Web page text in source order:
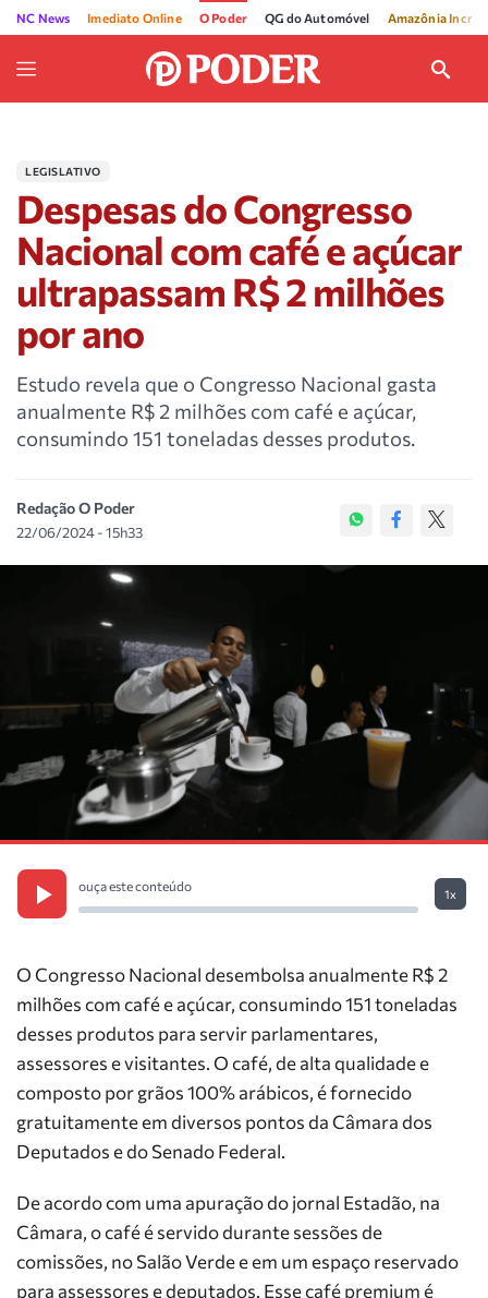
NC News Imediato Online O Poder QG do Automóvel Amazônia
LEGISLATIVO
Despesas do Congresso
Nacional com café e açúcar
ultrapassam R$ 2 milhões
por ano
Estudo revela que o Congresso Nacional gasta
anualmente R$ 2 milhões com café e açúcar,
consumindo 151 toneladas desses produtos.
Redação O Poder
22/06/2024 - 15h33
ouça este conteúdo
1x
O Congresso Nacional desembolsa anualmente R$ 2
milhões com café e açúcar, consumindo 151 toneladas
desses produtos para servir parlamentares,
assessores e visitantes. O café, de alta qualidade e
composto por grãos 100% arábicos, é fornecido
gratuitamente em diversos pontos da Câmara dos
Deputados e do Senado Federal.
De acordo com uma apuração do jornal Estadão, na
Câmara, o café é servido durante sessões de
comissões, no Salão Verde e em um espaço reservado
para assessores e deputados. Esse café premium é